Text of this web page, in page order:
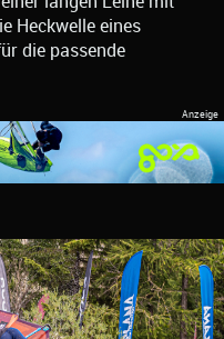
Heckwelle eines
die passende